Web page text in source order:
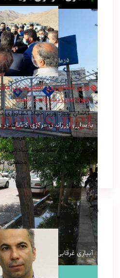
بازسازی اورژانس مرکزی کاشان در
آبیاری غرقابی در کاشان در اوج
نبود مدیریت واحد است
از باغ ۴۰۰ هکتاری
گزارش ایرنا، سیدجواد
از باغ ۴۰۰ هکتاری گل
خبرنگاران افزود: […]
مطرح‌شدن دغدغه‌های اجتماعی در